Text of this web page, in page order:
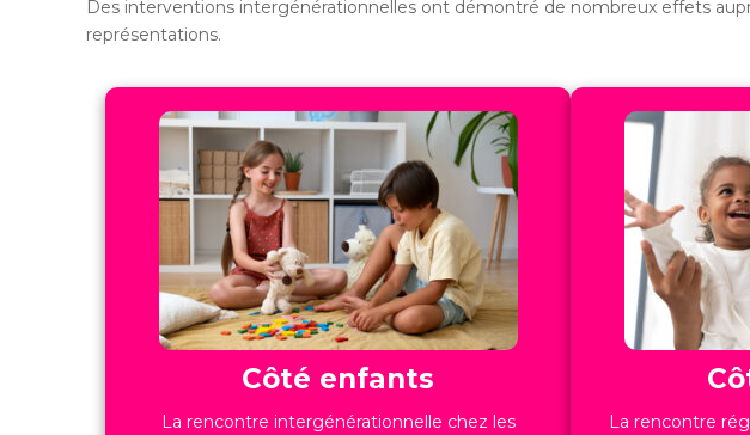
Des interventions intergénérationnelles ont démontré de nombreux effets
représentations.
Côté enfants
La rencontre intergénérationnelle chez les
La rencontre